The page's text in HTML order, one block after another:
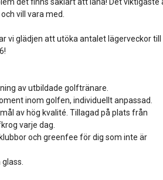
det finns såklart att låna! Det viktigaste
vill vara med.
vi glädjen att utöka antalet lägerveckor
av utbildade golftränare.
inom golfen, individuellt anpassad.
av hög kvalité. Tillagad på plats från
varje dag.
och greenfee för dig som inte är
glass.